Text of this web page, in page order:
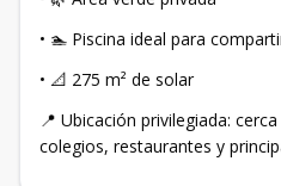
• 🏊 Piscina ideal para
• 📐 275 m² de solar
📍 Ubicación privilegiada:
colegios, restaurantes y